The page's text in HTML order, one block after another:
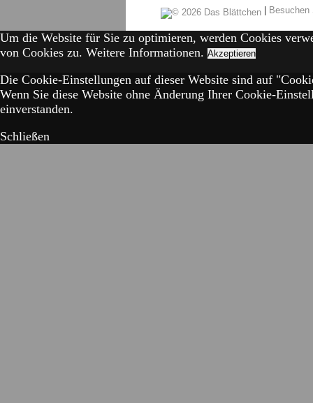
|
Um die Website für Sie zu optimieren, werden Cookies
von Cookies zu. Weitere Informationen. Akzeptieren
Die Cookie-Einstellungen auf dieser Website sind auf
Wenn Sie diese Website ohne Änderung Ihrer Cookie-
einverstanden.
Schließen